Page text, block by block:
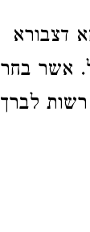
דצבורא
אשר בחר
לברך